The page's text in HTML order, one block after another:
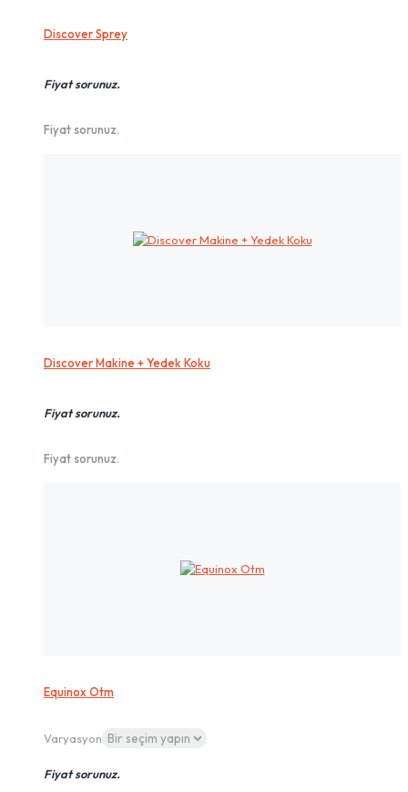
Discover Sprey
Fiyat sorunuz.
Fiyat sorunuz.
Discover Makine + Yedek Koku
Fiyat sorunuz.
Fiyat sorunuz.
Equinox Otm
Varyasyon
Fiyat sorunuz.